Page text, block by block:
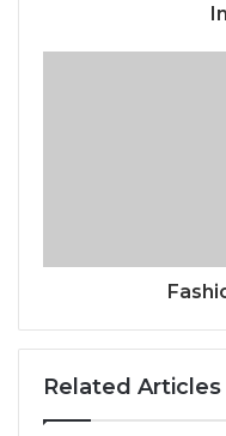
Related Articles